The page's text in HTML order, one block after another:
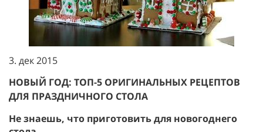
3. дек 2015
НОВЫЙ ГОД: ТОП-5 ОРИГИНАЛЬНЫХ РЕЦЕПТОВ
ДЛЯ ПРАЗДНИЧНОГО СТОЛА
Не знаешь, что приготовить для новогоднего